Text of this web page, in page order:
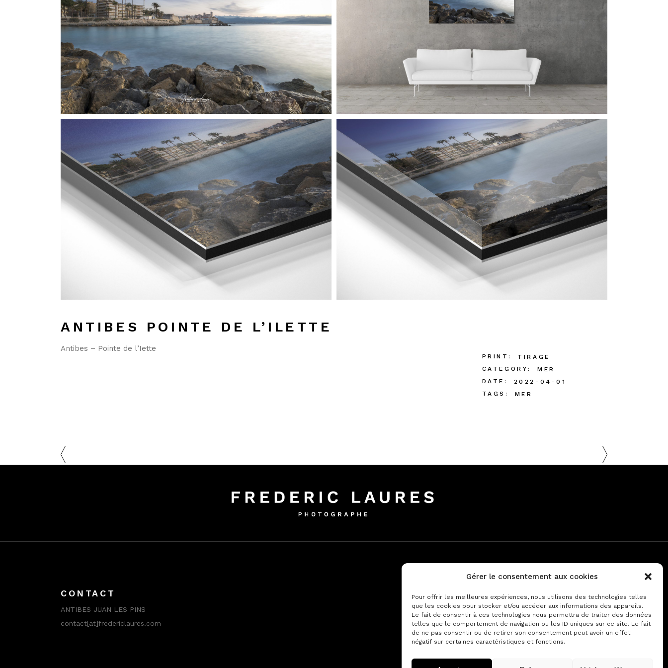
Gérer le consentement aux cookies
Pour offrir les meilleures expériences, nous utilisons des technologies telles
que les cookies pour stocker et/ou accéder aux informations des appareils.
Le fait de consentir à ces technologies nous permettra de traiter des données
telles que le comportement de navigation ou les ID uniques sur ce site. Le fait
de ne pas consentir ou de retirer son consentement peut avoir un effet
négatif sur certaines caractéristiques et fonctions.
ANTIBES POINTE DE L’ILETTE
Antibes – Pointe de l’Iette
PRINT:
TIRAGE
CATEGORY:
MER
DATE:
2022-04-01
TAGS:
MER
CONTACT
ANTIBES JUAN LES PINS
contact[at]fredericlaures.com
PARTENAIRE
ANTIPOLIS Palais des Congrès